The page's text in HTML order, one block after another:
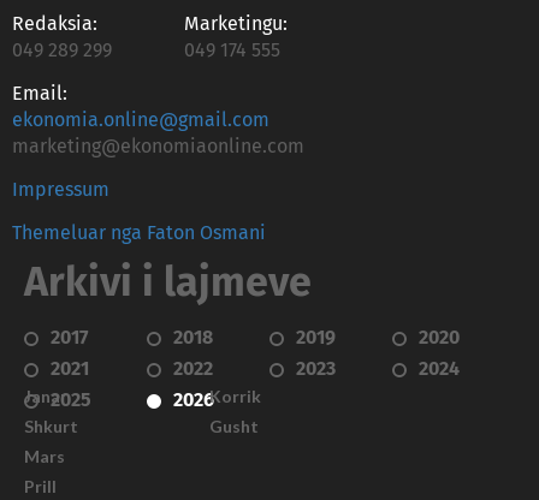
Redaksia:
049 289 299
Marketingu:
049 174 555
Email:
ekonomia.online@gmail.com
marketing@ekonomiaonline.com
Impressum
Themeluar nga Faton Osmani
Arkivi i lajmeve
2017 2018 2019
2020
2021
2022 2023
2024
2025
2026
Janar
Shkurt
Mars
Prill
Korrik
Gusht